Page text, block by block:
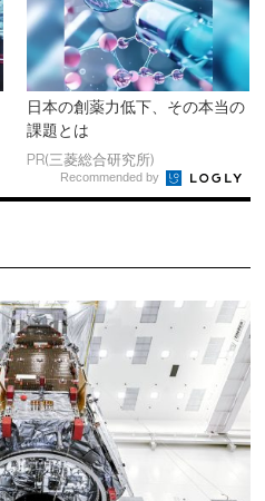
日本の創薬力低下、その本当の
課題とは
PR(三菱総合研究所)
Recommended by